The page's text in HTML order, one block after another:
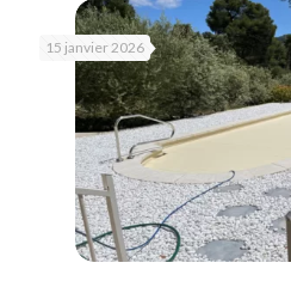
15 janvier 2026